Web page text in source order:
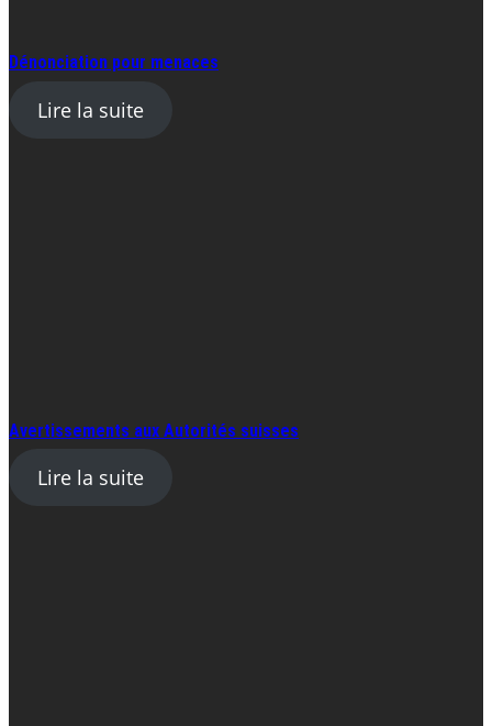
Dénonciation pour menaces
Lire la suite
Avertissements aux Autorités suisses
Lire la suite